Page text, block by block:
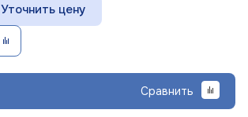
Уточнить цену
Сравнить